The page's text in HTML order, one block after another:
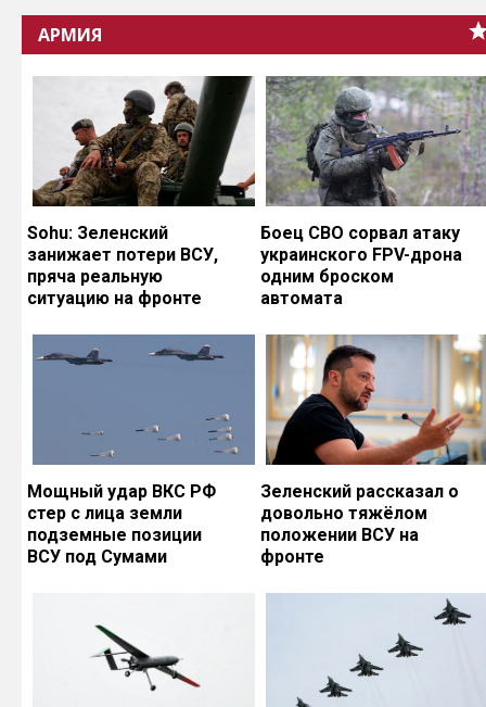
АРМИЯ
Sohu: Зеленский
занижает потери ВСУ,
пряча реальную
ситуацию на фронте
Боец СВО сорвал атаку
украинского FPV-дрона
одним броском
автомата
Мощный удар ВКС РФ
стер с лица земли
подземные позиции
ВСУ под Сумами
Зеленский рассказал о
довольно тяжёлом
положении ВСУ на
фронте